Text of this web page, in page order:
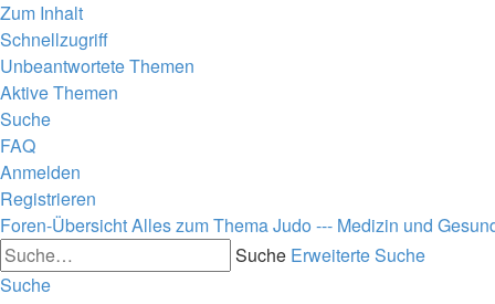
Zum Inhalt
Schnellzugriff
Unbeantwortete Themen
Aktive Themen
Suche
FAQ
Anmelden
Registrieren
Foren-ÜbersichtAlles zum Thema Judo --- Medizin und
Suche Erweiterte Suche
Suche